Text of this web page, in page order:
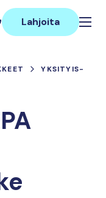
Lahjoita
YKSITYIS-